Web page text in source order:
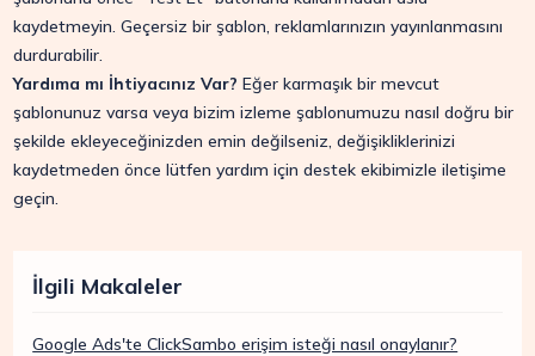
kaydetmeyin. Geçersiz bir şablon, reklamlarınızın yayınlanmasını
durdurabilir.
Yardıma mı İhtiyacınız Var? Eğer karmaşık bir mevcut
şablonunuz varsa veya bizim izleme şablonumuzu nasıl doğru bir
şekilde ekleyeceğinizden emin değilseniz, değişikliklerinizi
kaydetmeden önce lütfen yardım için destek ekibimizle iletişime
geçin.
İlgili Makaleler
Google Ads'te ClickSambo erişim isteği nasıl onaylanır?